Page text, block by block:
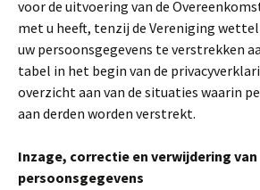
voor de uitvoering van de
met u heeft, tenzij de Vereniging
uw persoonsgegevens te verstrekken
tabel in het begin van de
overzicht aan van de situaties waarin
aan derden worden verstrekt.
Inzage, correctie en verwijdering van
persoonsgegevens